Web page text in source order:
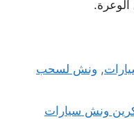
, ونش لسحب
الاحمدي 67733663 كرين ونش سيارات